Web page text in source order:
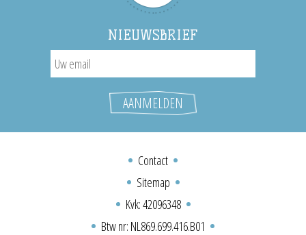
NIEUWSBRIEF
Contact
Sitemap
Kvk: 42096348
Btw nr: NL869.699.416.B01